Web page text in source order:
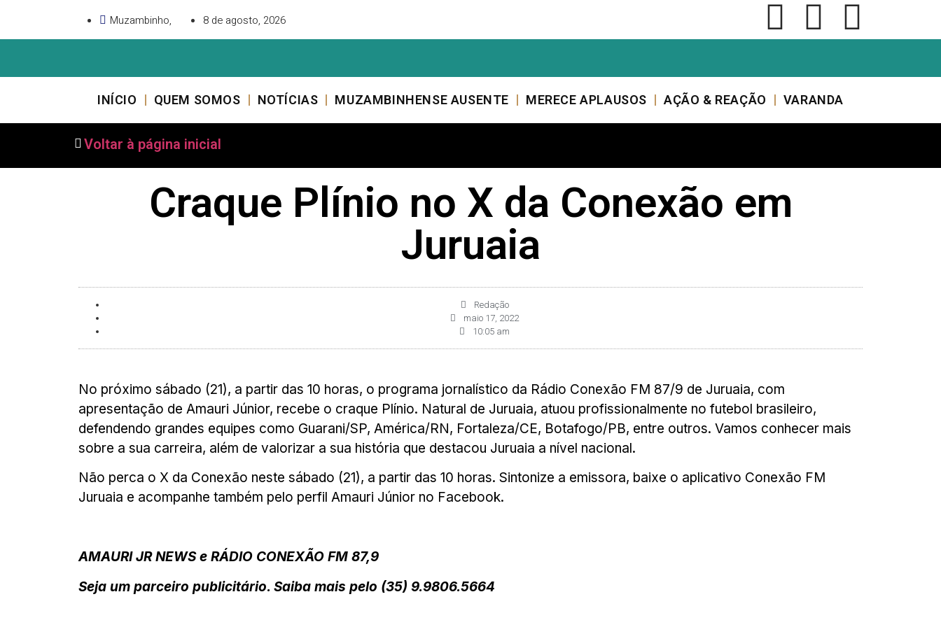
Muzambinho, 8 de agosto, 2026
INÍCIO QUEM SOMOS NOTÍCIAS MUZAMBINHENSE AUSENTE MERECE APLAUSOS AÇÃO & REAÇÃO VARANDA
Voltar à página inicial
Craque Plínio no X da Conexão em
Juruaia
Redação
maio 17, 2022
10:05 am
No próximo sábado (21), a partir das 10 horas, o programa jornalístico da Rádio Conexão FM 87/9 de Juruaia, com
apresentação de Amauri Júnior, recebe o craque Plínio. Natural de Juruaia, atuou profissionalmente no futebol brasileiro,
defendendo grandes equipes como Guarani/SP, América/RN, Fortaleza/CE, Botafogo/PB, entre outros. Vamos conhecer mais
sobre a sua carreira, além de valorizar a sua história que destacou Juruaia a nível nacional.
Não perca o X da Conexão neste sábado (21), a partir das 10 horas. Sintonize a emissora, baixe o aplicativo Conexão FM
Juruaia e acompanhe também pelo perfil Amauri Júnior no Facebook.
AMAURI JR NEWS e RÁDIO CONEXÃO FM 87,9
Seja um parceiro publicitário. Saiba mais pelo (35) 9.9806.5664